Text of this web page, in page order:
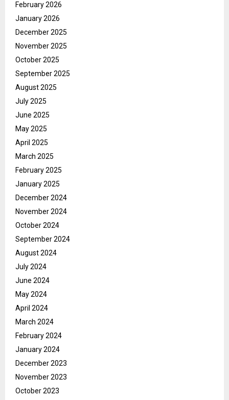
February 2026
January 2026
December 2025
November 2025
October 2025
September 2025
August 2025
July 2025
June 2025
May 2025
April 2025
March 2025
February 2025
January 2025
December 2024
November 2024
October 2024
September 2024
August 2024
July 2024
June 2024
May 2024
April 2024
March 2024
February 2024
January 2024
December 2023
November 2023
October 2023